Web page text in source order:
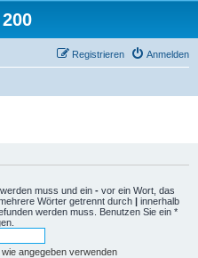
Anmelden
Registrieren
muss und ein - vor ein Wort, das
Wörter getrennt durch | innerhalb
werden muss. Benutzen Sie ein *
angegeben verwenden